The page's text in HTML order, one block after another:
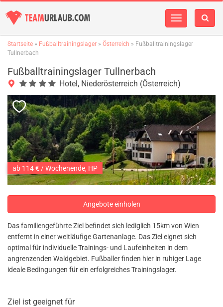
Navigation
Startseite » Fußballtrainingslager » Österreich » Fußballtrainingslager
Tullnerbach
Fußballtrainingslager Tullnerbach
Hotel, Niederösterreich (Österreich)
ab 114 € / Wochenende, HP
Angebote einholen
Das familiengeführte Ziel befindet sich lediglich 15km von Wien
entfernt in einer weitläufige Gartenanlage. Das Ziel eignet sich
optimal für individuelle Trainings- und Laufeinheiten in dem
angrenzenden Waldgebiet. Fußballer finden hier in ruhiger Lage
ideale Bedingungen für ein erfolgreiches Trainingslager.
Ziel ist geeignet für